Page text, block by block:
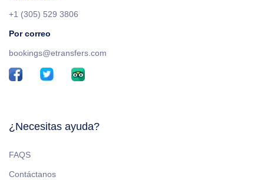
+1 (305) 529 3806
Por correo
bookings@etransfers.com
¿Necesitas ayuda?
FAQS
Contáctanos